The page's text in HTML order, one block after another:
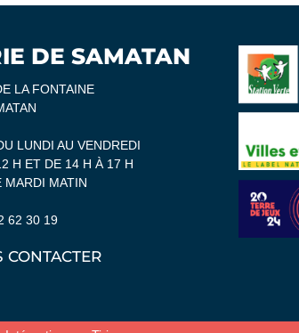
DE SAMATAN
LA FONTAINE
LUNDI AU VENDREDI
H ET DE 14 H À 17 H
MARDI MATIN
62 30 19
CONTACTER